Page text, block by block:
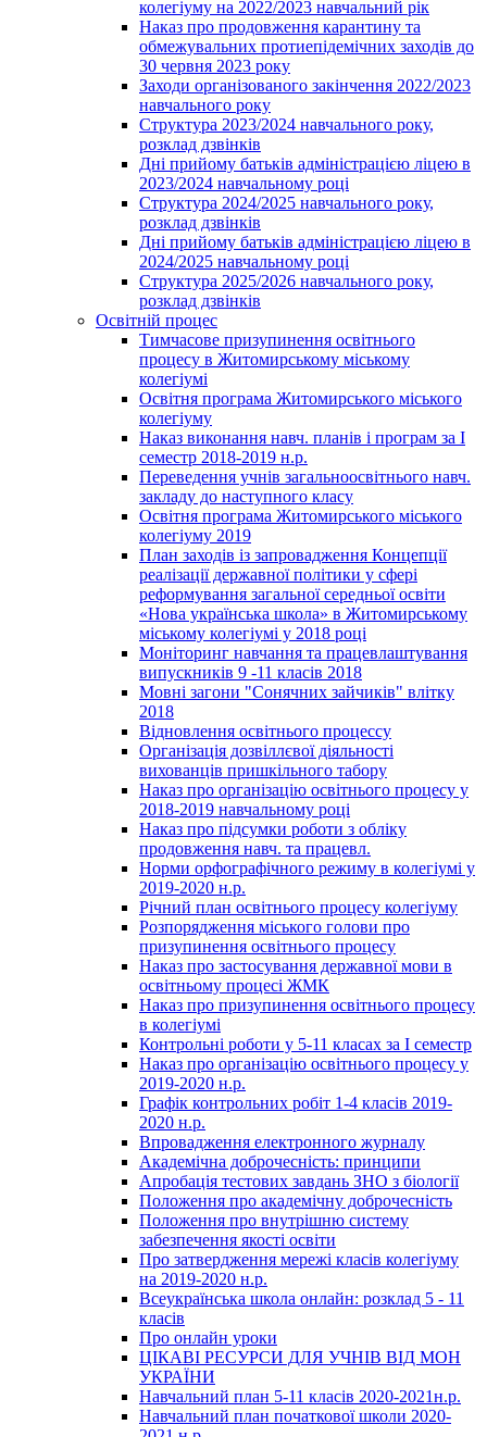
колегіуму на 2022/2023 навчальний рік
Наказ про продовження карантину та
обмежувальних протиепідемічних заходів до
30 червня 2023 року
Заходи організованого закінчення 2022/2023
навчального року
Структура 2023/2024 навчального року,
розклад дзвінків
Дні прийому батьків адміністрацією ліцею в
2023/2024 навчальному році
Структура 2024/2025 навчального року,
розклад дзвінків
Дні прийому батьків адміністрацією ліцею в
2024/2025 навчальному році
Структура 2025/2026 навчального року,
розклад дзвінків
Освітній процес
Тимчасове призупинення освітнього
процесу в Житомирському міському
колегіумі
Освітня програма Житомирського міського
колегіуму
Наказ виконання навч. планів і програм за І
семестр 2018-2019 н.р.
Переведення учнів загальноосвітнього навч.
закладу до наступного класу
Освітня програма Житомирського міського
колегіуму 2019
План заходів із запровадження Концепції
реалізації державної політики у сфері
реформування загальної середньої освіти
«Нова українська школа» в Житомирському
міському колегіумі у 2018 році
Моніторинг навчання та працевлаштування
випускників 9 -11 класів 2018
Мовні загони "Сонячних зайчиків" влітку
2018
Відновлення освітнього процессу
Організація дозвіллєвої діяльності
вихованців пришкільного табору
Наказ про організацію освітнього процесу у
2018-2019 навчальному році
Наказ про підсумки роботи з обліку
продовження навч. та працевл.
Норми орфографічного режиму в колегіумі у
2019-2020 н.р.
Річний план освітнього процесу колегіуму
Розпорядження міського голови про
призупинення освітнього процесу
Наказ про застосування державної мови в
освітньому процесі ЖМК
Наказ про призупинення освітнього процесу
в колегіумі
Контрольні роботи у 5-11 класах за І семестр
Наказ про організацію освітнього процесу у
2019-2020 н.р.
Графік контрольних робіт 1-4 класів 2019-
2020 н.р.
Впровадження електронного журналу
Академічна доброчесність: принципи
Апробація тестових завдань ЗНО з біології
Положення про академічну доброчесність
Положення про внутрішню систему
забезпечення якості освіти
Про затвердження мережі класів колегіуму
на 2019-2020 н.р.
Всеукраїнська школа онлайн: розклад 5 - 11
класів
Про онлайн уроки
ЦІКАВІ РЕСУРСИ ДЛЯ УЧНІВ ВІД МОН
УКРАЇНИ
Навчальний план 5-11 класів 2020-2021н.р.
Навчальний план початкової школи 2020-